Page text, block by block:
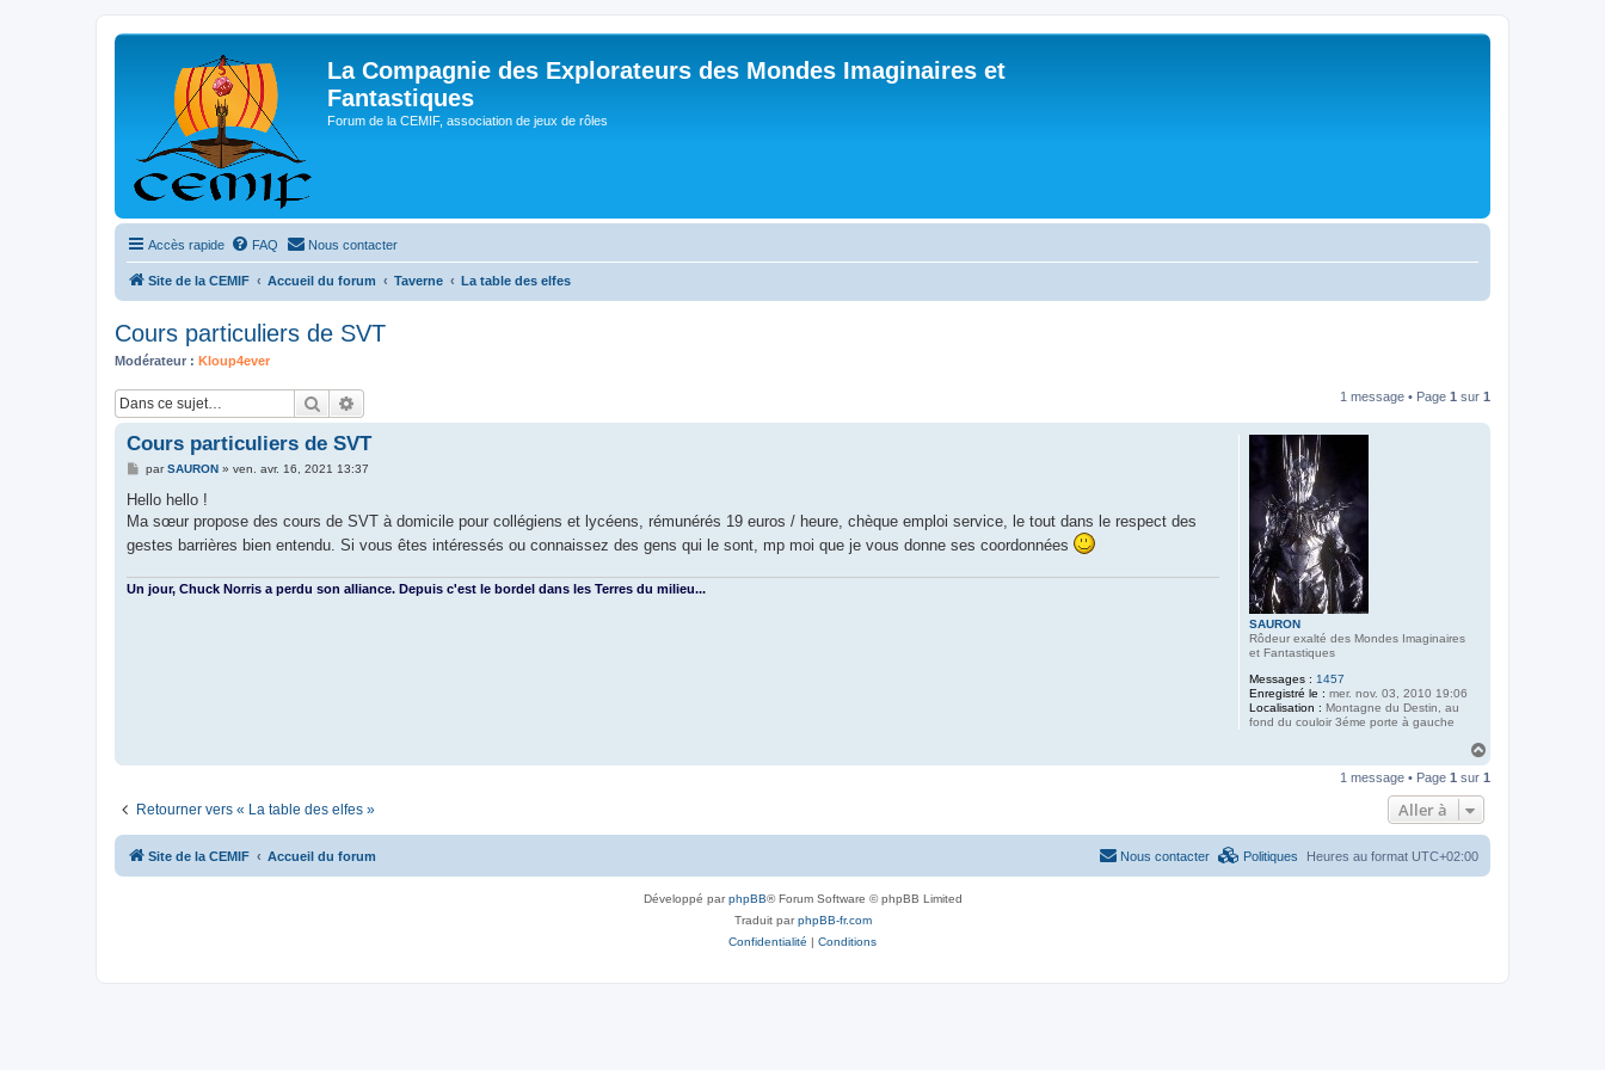
La Compagnie des Explorateurs des Mondes Imaginaires et
Fantastiques
Forum de la CEMIF, association de jeux de rôles
Accès rapide FAQ Nous contacter
Site de la CEMIF Accueil du forum Taverne La table des elfes
Cours particuliers de SVT
Modérateur : Kloup4ever
Rechercher 1 message • Page 1 sur 1
SAURON
Rôdeur exalté des Mondes Imaginaires
et Fantastiques
Messages : 1457
Enregistré le : mer. nov. 03, 2010 19:06
Localisation : Montagne du Destin, au
fond du couloir 3éme porte à gauche
Cours particuliers de SVT
M
s
a
e
parSAURON» ven. avr. 16, 2021 13:37
Hello hello !
Ma sœur propose des cours de SVT à domicile pour collégiens et lycéens, rémunérés 19 euros / heure, chèque emploi service, le tout dans le respect des
gestes barrières bien entendu. Si vous êtes intéressés ou connaissez des gens qui le sont, mp moi que je vous donne ses coordonnées
Un jour, Chuck Norris a perdu son alliance. Depuis c'est le bordel dans les Terres du milieu...
u
1 message • Page 1 sur 1
Retourner vers « La table des elfes » Aller à
Site de la CEMIF Accueil du forum Heures au format UTC+02:00
Politiques
Nous contacter
Développé parphpBB® Forum Software © phpBB Limited
Traduit parphpBB-fr.com
Confidentialité | Conditions